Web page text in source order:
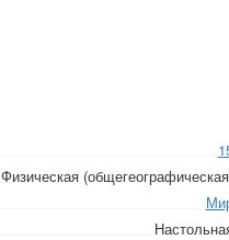
Физическая